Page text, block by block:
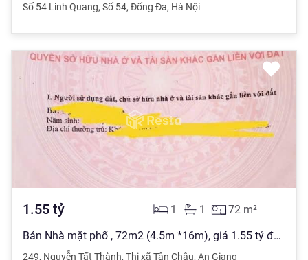
Số 54 Linh Quang, Số 54, Đống Đa, Hà Nội
1.55 tỷ 72 m²
1
1
Bán Nhà mặt phố , 72m2 (4.5m *16m), giá 1.55 tỷ đồng, tại khu dân cư Cậu Dũng, Thị xã Tân Châu tỉnh An Giang
249, Nguyễn Tất Thành, Thị xã Tân Châu, An Giang